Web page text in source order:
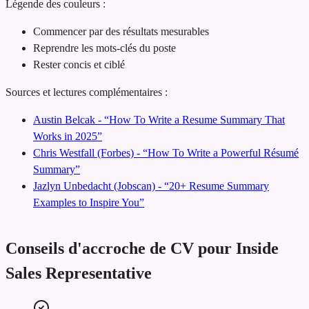
Légende des couleurs :
Commencer par des résultats mesurables
Reprendre les mots-clés du poste
Rester concis et ciblé
Sources et lectures complémentaires :
Austin Belcak - “How To Write a Resume Summary That
Works in 2025”
Chris Westfall (Forbes) - “How To Write a Powerful Résumé
Summary”
Jazlyn Unbedacht (Jobscan) - “20+ Resume Summary
Examples to Inspire You”
Conseils d'accroche de CV pour Inside
Sales Representative